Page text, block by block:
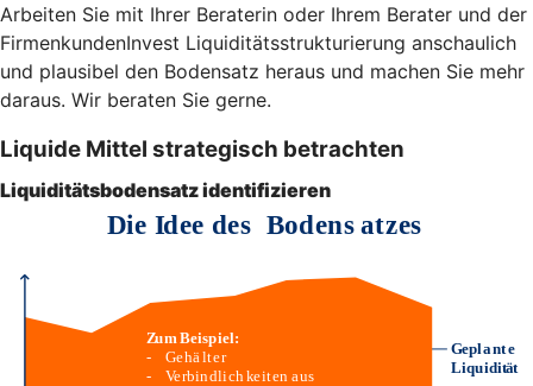
Arbeiten Sie mit Ihrer Beraterin oder Ihrem Berater und der
FirmenkundenInvest Liquiditätsstrukturierung anschaulich
und plausibel den Bodensatz heraus und machen Sie mehr
daraus. Wir beraten Sie gerne.
Liquide Mittel strategisch betrachten
Liquiditätsbodensatz identifizieren